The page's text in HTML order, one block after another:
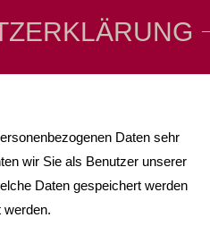
Daten sehr
wir Sie als Benutzer unserer
Daten gespeichert werden
werden.